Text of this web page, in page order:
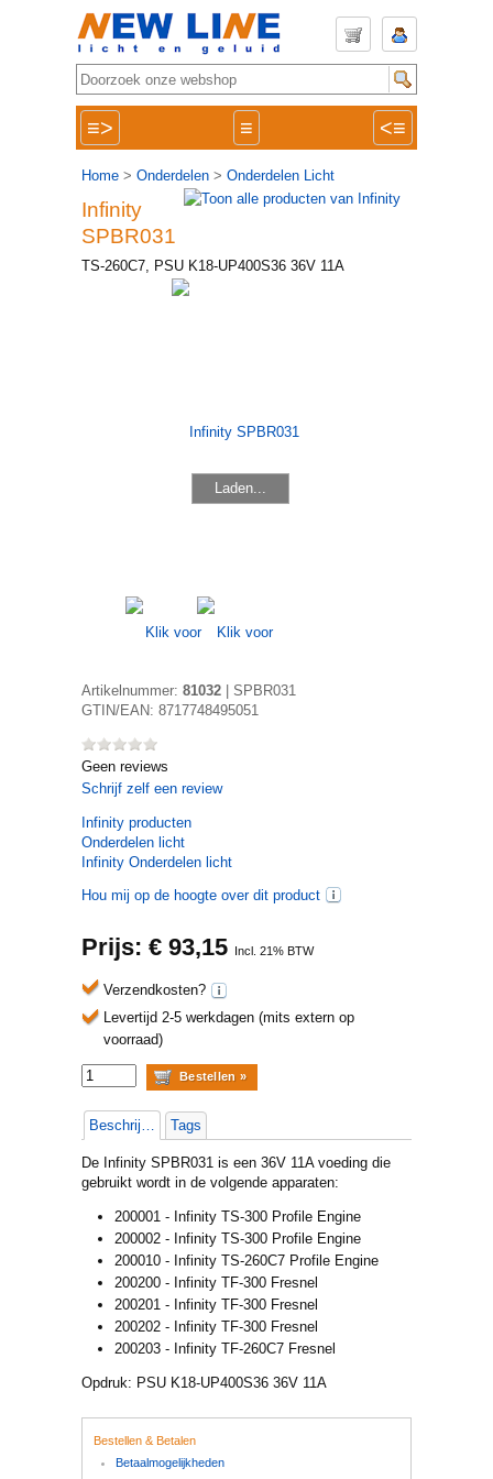
≡> ≡ <≡
Home > Onderdelen > Onderdelen Licht
Infinity
SPBR031
TS-260C7, PSU K18-UP400S36 36V 11A
Laden...
Artikelnummer: 81032
SPBR031
GTIN/EAN: 8717748495051
Geen reviews
Schrijf zelf een review
Infinity producten
Onderdelen licht
Infinity Onderdelen licht
Hou mij op de hoogte over dit product
Prijs: € 93,15 Incl. 21% BTW
Verzendkosten?
Levertijd 2-5 werkdagen (mits extern op
voorraad)
Beschrijving Tags
De Infinity SPBR031 is een 36V 11A voeding die
gebruikt wordt in de volgende apparaten:
200001 - Infinity TS-300 Profile Engine
200002 - Infinity TS-300 Profile Engine
200010 - Infinity TS-260C7 Profile Engine
200200 - Infinity TF-300 Fresnel
200201 - Infinity TF-300 Fresnel
200202 - Infinity TF-300 Fresnel
200203 - Infinity TF-260C7 Fresnel
Opdruk: PSU K18-UP400S36 36V 11A
Bestellen & Betalen
Betaalmogelijkheden